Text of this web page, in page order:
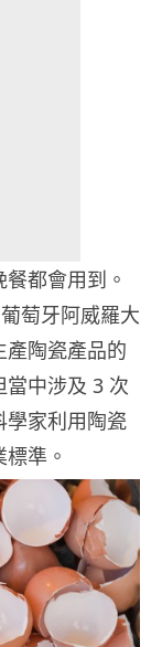
都會用到。
萄牙阿威羅大
產陶瓷產品的
當中涉及 3 次
學家利用陶瓷
準。